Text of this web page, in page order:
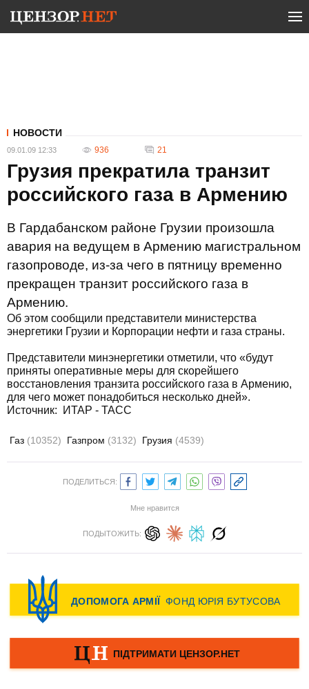
НОВОСТИ
09.01.09 12:33 936 21
Грузия прекратила транзит
российского газа в Армению
В Гардабанском районе Грузии произошла
авария на ведущем в Армению магистральном
газопроводе, из-за чего в пятницу временно
прекращен транзит российского газа в
Армению.
Об этом сообщили представители министерства
энергетики Грузии и Корпорации нефти и газа страны.
Представители минэнергетики отметили, что «будут
приняты оперативные меры для скорейшего
восстановления транзита российского газа в Армению,
для чего может понадобиться несколько дней».
Источник: ИТАР - ТАСС
Газ (10352) Газпром (3132) Грузия (4539)
ПОДЕЛИТЬСЯ:
Мне нравится
ПОДЫТОЖИТЬ: